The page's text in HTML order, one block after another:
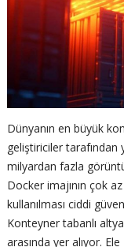
Dünyanın en büyük
geliştiriciler tarafından
milyardan fazla
Docker imajının çok
kullanılması ciddi
Konteyner tabanlı
arasında yer alıyor.